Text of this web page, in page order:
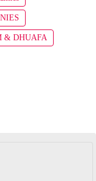
& DHUAFA